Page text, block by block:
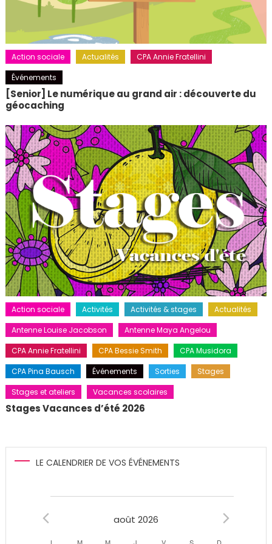
Action sociale Actualités
CPA Annie Fratellini
Événements
[Senior] Le numérique au grand air : découverte du
géocaching
Action sociale Activités Activités & stages
Actualités
Antenne Louise Jacobson
Antenne Maya Angelou
CPA Annie Fratellini
CPA Bessie Smith
CPA Musidora
CPA Pina Bausch
Événements Sorties
Stages
Stages et ateliers
Vacances scolaires
Stages Vacances d’été 2026
LE CALENDRIER DE VOS ÉVÉNEMENTS
août 2026